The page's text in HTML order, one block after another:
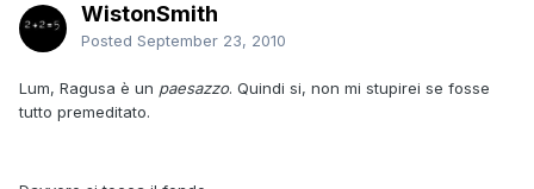
WistonSmith
Posted September 23, 2010
Lum, Ragusa è un paesazzo. Quindi si, non mi stupirei se fosse
tutto premeditato.